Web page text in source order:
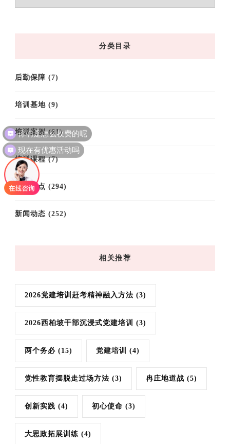
章
分类目录
后勤保障 (7)
培训基地 (9)
培训案例(61)
培训课程(7)
思政热点 (294)
新闻动态 (252)
相关推荐
2026党建培训赶考精神融入方法 (3)
2026西柏坡干部沉浸式党建培训 (3)
两个务必 (15) 党建培训 (4)
党性教育摆脱走过场方法 (3) 冉庄地道战 (5)
创新实践 (4) 初心使命 (3)
大思政拓展训练 (4)
你们是怎么收费的呢
现在有优惠活动吗